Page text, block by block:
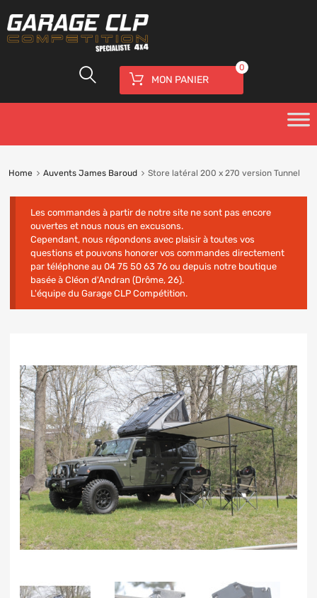
MON PANIER
0
Home Auvents James Baroud Store latéral 200 x 270 version Tunnel
Les commandes à partir de notre site ne sont pas encore
ouvertes et nous nous en excusons.
Cependant, nous répondons avec plaisir à toutes vos
questions et pouvons honorer vos commandes directement
par téléphone au 04 75 50 63 76 ou depuis notre boutique
basée à Cléon d'Andran (Drôme, 26).
L'équipe du Garage CLP Compétition.